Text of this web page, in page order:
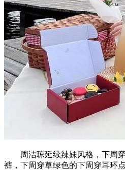
周洁琼延续辣妹风格，下周穿
裤，下周穿草绿色的下周穿耳环